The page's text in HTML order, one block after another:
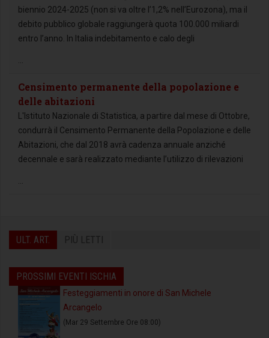
biennio 2024-2025 (non si va oltre l’1,2% nell’Eurozona), ma il
debito pubblico globale raggiungerà quota 100.000 miliardi
entro l’anno. In Italia indebitamento e calo degli
Censimento permanente della popolazione e
delle abitazioni
L'Istituto Nazionale di Statistica, a partire dal mese di Ottobre,
condurrà il Censimento Permanente della Popolazione e delle
Abitazioni, che dal 2018 avrà cadenza annuale anziché
decennale e sarà realizzato mediante l’utilizzo di rilevazioni
ULT. ART. PIÙ LETTI
PROSSIMI EVENTI ISCHIA
Festeggiamenti in onore di San Michele
Arcangelo
(Mar 29 Settembre Ore 08:00)